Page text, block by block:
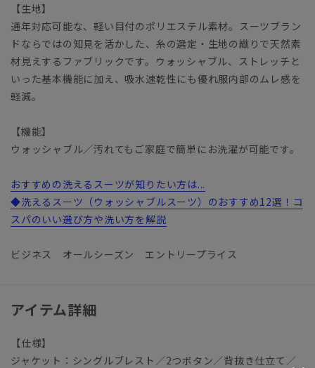
【生地】
通年対応可能な、軽い目付のポリエステル素材。スーツブラン
ドならではの知見を活かした、糸の選定・生地の織りで天然素
材見えするファブリックです。ウォッシャブル、ストレッチと
いった基本機能に加え、吸水速乾性にも優れ服内部のムレ感を
軽減。
【機能】
ウォッシャブル／汚れてもご家庭で簡単にお洗濯が可能です。
おすすめの洗えるスーツが知りたい方は...
◆洗えるスーツ（ウォッシャブルスーツ）のおすすめ12選！コ
スパのいい選び方や洗い方を解説
ビジネス オールシーズン エントリープライス
アイテム詳細
【仕様】
ジャケット：シングルブレスト／2つボタン／背抜き仕立て／